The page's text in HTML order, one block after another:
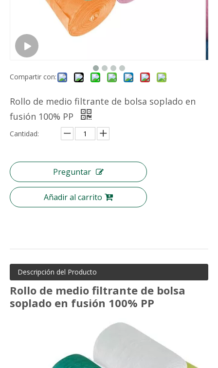
Compartir con:
Rollo de medio filtrante de bolsa soplado en
fusión 100% PP
Cantidad:
Preguntar
Añadir al carrito
Descripción del Producto
Rollo de medio filtrante de bolsa
soplado en fusión 100% PP